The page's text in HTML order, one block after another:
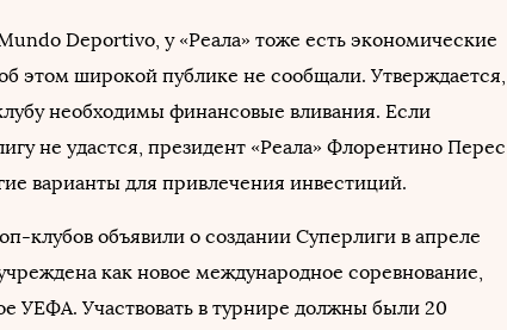
Deportivo, у «Реала» тоже есть экономические
этом широкой публике не сообщали. Утверждается,
необходимы финансовые вливания. Если
не удастся, президент «Реала» Флорентино Перес
варианты для привлечения инвестиций.
клубов объявили о создании Суперлиги в апреле
как новое международное соревнование,
УЕФА. Участвовать в турнире должны были 20